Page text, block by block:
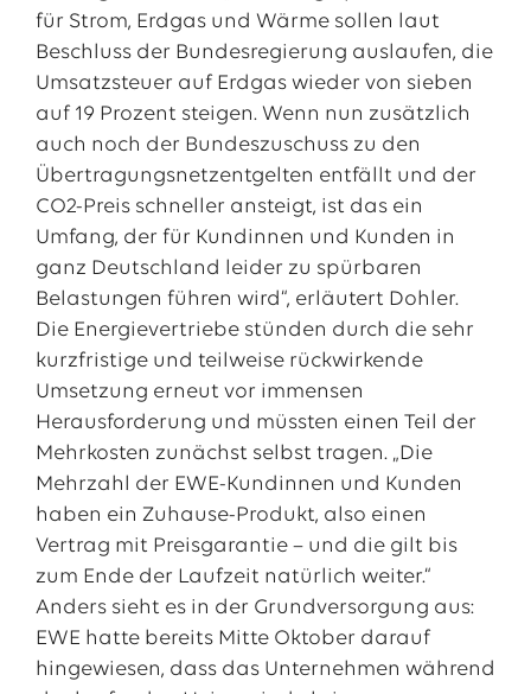
für Strom, Erdgas und Wärme sollen laut
Beschluss der Bundesregierung auslaufen, die
Umsatzsteuer auf Erdgas wieder von sieben
auf 19 Prozent steigen. Wenn nun zusätzlich
auch noch der Bundeszuschuss zu den
Übertragungsnetzentgelten entfällt und der
CO2-Preis schneller ansteigt, ist das ein
Umfang, der für Kundinnen und Kunden in
ganz Deutschland leider zu spürbaren
Belastungen führen wird“, erläutert Dohler.
Die Energievertriebe stünden durch die sehr
kurzfristige und teilweise rückwirkende
Umsetzung erneut vor immensen
Herausforderung und müssten einen Teil der
Mehrkosten zunächst selbst tragen. „Die
Mehrzahl der EWE-Kundinnen und Kunden
haben ein Zuhause-Produkt, also einen
Vertrag mit Preisgarantie – und die gilt bis
zum Ende der Laufzeit natürlich weiter.“
Anders sieht es in der Grundversorgung aus:
EWE hatte bereits Mitte Oktober darauf
hingewiesen, dass das Unternehmen während